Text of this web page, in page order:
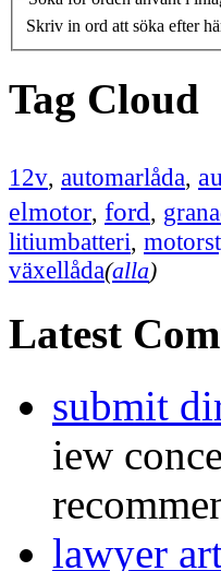
Skriv in ord att söka efter
Tag Cloud
12v, automarlåda,
elmotor, ford,
litiumbatteri,
växellåda(alla)
Latest
submit
iew
lawyer